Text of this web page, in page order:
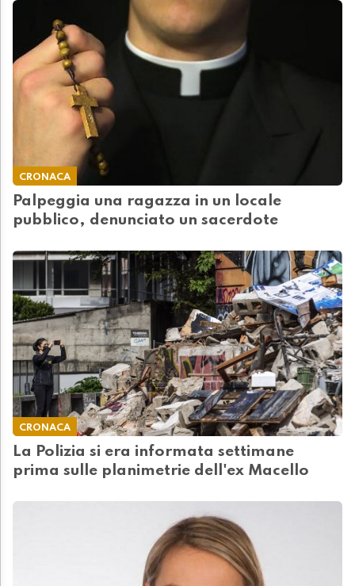
CRONACA
Palpeggia una ragazza in un locale
pubblico, denunciato un sacerdote
CRONACA
La Polizia si era informata settimane
prima sulle planimetrie dell'ex Macello